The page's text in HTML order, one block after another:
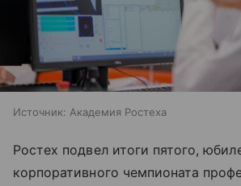
Источник: Академия Ростеха
Ростех подвел итоги пятого,
корпоративного чемпионата